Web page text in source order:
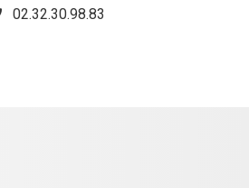
02.32.30.98.83